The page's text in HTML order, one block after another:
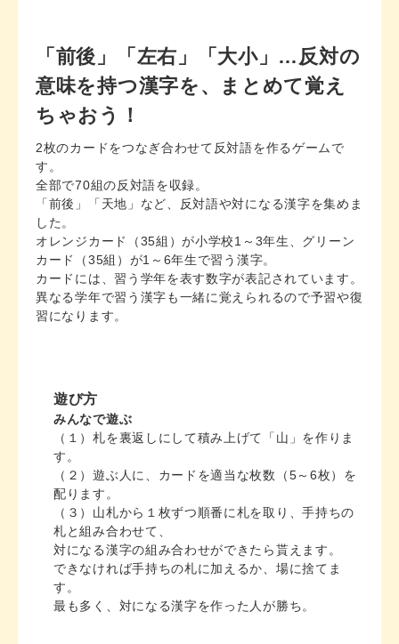
「前後」「左右」「大小」…反対の
意味を持つ漢字を、まとめて覚え
ちゃおう！
2枚のカードをつなぎ合わせて反対語を作るゲームで
す。
全部で70組の反対語を収録。
「前後」「天地」など、反対語や対になる漢字を集めま
した。
オレンジカード（35組）が小学校1～3年生、グリーン
カード（35組）が1～6年生で習う漢字。
カードには、習う学年を表す数字が表記されています。
異なる学年で習う漢字も一緒に覚えられるので予習や復
習になります。
みんなで遊ぶ
（１）札を裏返しにして積み上げて「山」を作りま
す。
（２）遊ぶ人に、カードを適当な枚数（5～6枚）を
配ります。
（３）山札から１枚ずつ順番に札を取り、手持ちの
札と組み合わせて、
対になる漢字の組み合わせができたら貰えます。
できなければ手持ちの札に加えるか、場に捨てま
す。
最も多く、対になる漢字を作った人が勝ち。